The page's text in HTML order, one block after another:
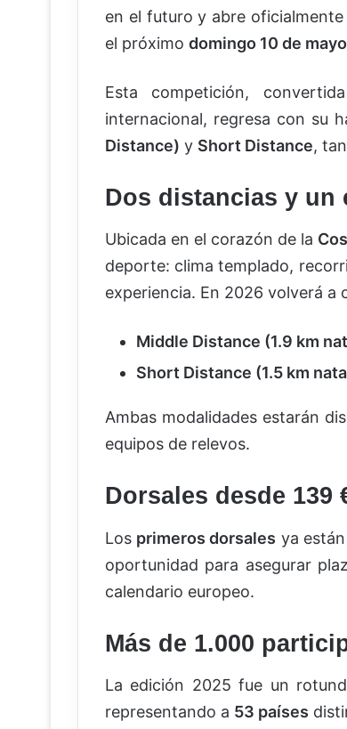
en el futuro y abre
el próximo domingo 10 de mayo
Esta competición,
internacional, regresa con su
Distance) y Short Distance,
Dos distancias y un
Ubicada en el corazón de la
deporte: clima templado,
experiencia. En 2026 volverá
Middle Distance (1.9 km
Short Distance (1.5 km
Ambas modalidades estarán
equipos de relevos.
Dorsales desde 139
Los primeros dorsales ya están
oportunidad para asegurar
calendario europeo.
Más de 1.000
La edición 2025 fue un
representando a 53 países